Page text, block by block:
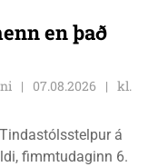
en það
07.08.2026
kl.
á
fimmtudaginn 6.